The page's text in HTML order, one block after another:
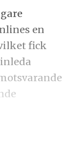
en
fick